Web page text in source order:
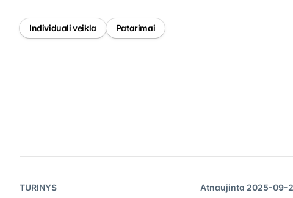
Individuali veikla Patarimai
TURINYS Atnaujinta 2025-09-